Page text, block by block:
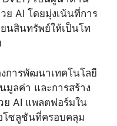
AI โดยมุ่งเน้นที่การ
นสินทรัพย์ให้เป็นโท
การพัฒนาเทคโนโลยี
มูลค่า และการสร้าง
ย AI แพลตฟอร์มใน
โซลูชันที่ครอบคลุม